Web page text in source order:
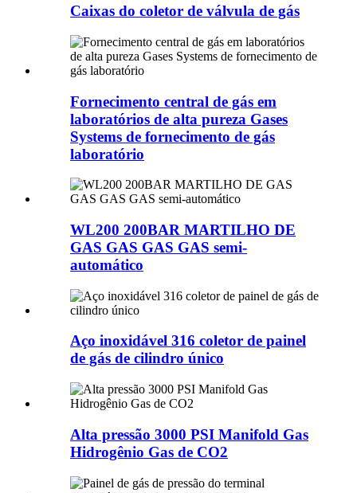
Caixas do coletor de válvula de gás
Fornecimento central de gás em
laboratórios de alta pureza Gases
Systems de fornecimento de gás
laboratório
WL200 200BAR MARTILHO DE
GAS GAS GAS GAS semi-
automático
Aço inoxidável 316 coletor de painel
de gás de cilindro único
Alta pressão 3000 PSI Manifold Gas
Hidrogênio Gas de CO2